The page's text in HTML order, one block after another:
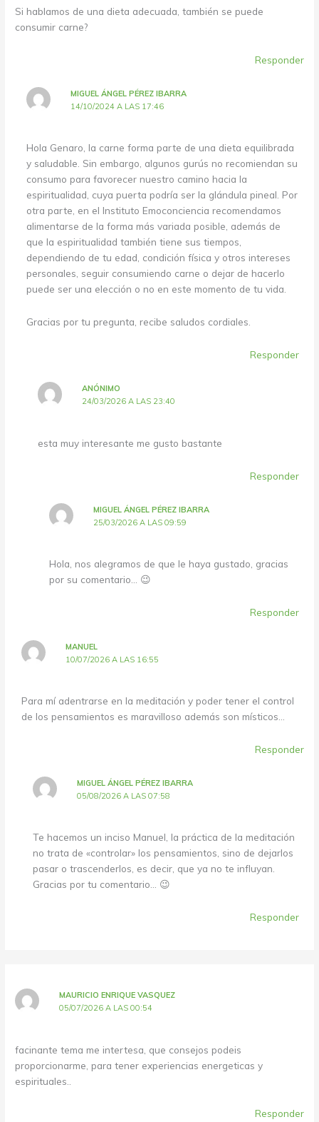
Si hablamos de una dieta adecuada, también se puede
consumir carne?
Responder
MIGUEL ÁNGEL PÉREZ IBARRA
14/10/2024 A LAS 17:46
Hola Genaro, la carne forma parte de una dieta equilibrada
y saludable. Sin embargo, algunos gurús no recomiendan su
consumo para favorecer nuestro camino hacia la
espiritualidad, cuya puerta podría ser la glándula pineal. Por
otra parte, en el Instituto Emoconciencia recomendamos
alimentarse de la forma más variada posible, además de
que la espiritualidad también tiene sus tiempos,
dependiendo de tu edad, condición física y otros intereses
personales, seguir consumiendo carne o dejar de hacerlo
puede ser una elección o no en este momento de tu vida.
Gracias por tu pregunta, recibe saludos cordiales.
Responder
ANÓNIMO
24/03/2026 A LAS 23:40
esta muy interesante me gusto bastante
Responder
MIGUEL ÁNGEL PÉREZ IBARRA
25/03/2026 A LAS 09:59
Hola, nos alegramos de que le haya gustado, gracias
por su comentario… 😉
Responder
MANUEL
10/07/2026 A LAS 16:55
Para mí adentrarse en la meditación y poder tener el control
de los pensamientos es maravilloso además son místicos…
Responder
MIGUEL ÁNGEL PÉREZ IBARRA
05/08/2026 A LAS 07:58
Te hacemos un inciso Manuel, la práctica de la meditación
no trata de «controlar» los pensamientos, sino de dejarlos
pasar o trascenderlos, es decir, que ya no te influyan.
Gracias por tu comentario… 😉
Responder
MAURICIO ENRIQUE VASQUEZ
05/07/2026 A LAS 00:54
facinante tema me intertesa, que consejos podeis
proporcionarme, para tener experiencias energeticas y
espirituales..
Responder